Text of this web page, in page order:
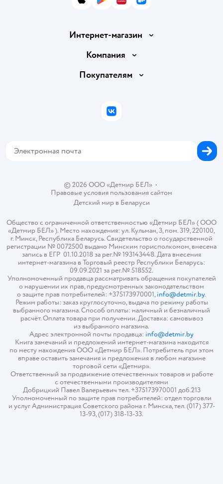
App StoreGoogle Play
AppGallery
RuStore
Интернет-магазин
Доставка и оплата
Правила продажи
Политика использования файлов cookie
Компания
Вакансии
Покупателям
Бонусные карты
© 2026 ООО «Детмир БЕЛ»•
Правовые условия пользования сайтом
Детский мир в Беларуси
Общество с ограниченной ответственностью «Детмир БЕЛ» ( ООО
«Детмир БЕЛ» ). Место нахождения: ул. Кульман, 3, пом. 319, 220100,
г. Минск, Республика Беларусь. Свидетельство о государственной
регистрации № 0072500 выдано Минским горисполкомом, внесена
запись в ЕГР 01.10.2018 за рег.№ 193143448. Дата внесения
интернет-магазина в Торговый реестр Республики Беларусь:
09.09.2021 за рег.№ 518552.
Уполномоченный продавца рассматривать обращения покупателей
о нарушении их прав, предусмотренных законодательством
о защите прав потребителей: +375173970001,info@detmir.by.
Режим работы: заказ круглосуточно, выдача по режиму работы
выбранного магазина. Способ оплаты: наличный и безналичный
расчёт. Оплата товара при получении. Доставка: самовывоз
из выбранного магазина.
Адрес электронной почты продавца: info@detmir.by
Книга замечаний и предложений интернет-магазина находится
по месту нахождения ООО «Детмир БЕЛ». Потребитель при этом
вправе оставить замечания и предложения в любом магазине
торговой сети «Детмир».
Ответственный за продвижение отечественных товаров и работе
с отечественными производителями
Добрицкий Павел Валерьевич тел. +375173970001 доб.213
Уполномоченный по защите прав потребителей: отдел торговли
и услуг Администрация Советского района г. Минска, тел. (017) 377-
13-93, (017) 318-13-33.
ВКонтакте